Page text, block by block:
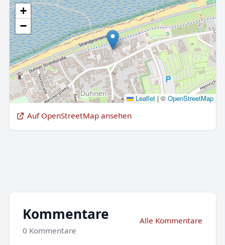
+
−
Leaflet |© OpenStreetMap
Auf OpenStreetMap ansehen
Kommentare
0 Kommentare
Alle Kommentare